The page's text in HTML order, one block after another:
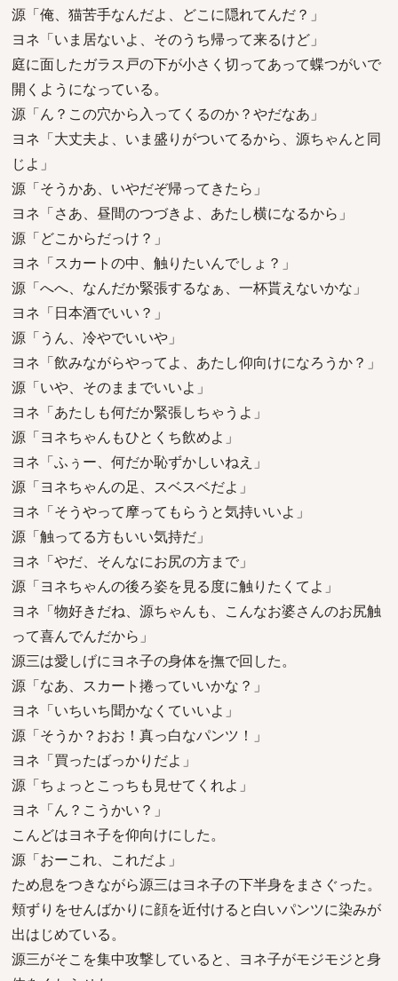
源「俺、猫苦手なんだよ、どこに隠れてんだ？」
ヨネ「いま居ないよ、そのうち帰って来るけど」
庭に面したガラス戸の下が小さく切ってあって蝶つがいで
開くようになっている。
源「ん？この穴から入ってくるのか？やだなあ」
ヨネ「大丈夫よ、いま盛りがついてるから、源ちゃんと同
じよ」
源「そうかあ、いやだぞ帰ってきたら」
ヨネ「さあ、昼間のつづきよ、あたし横になるから」
源「どこからだっけ？」
ヨネ「スカートの中、触りたいんでしょ？」
源「へへ、なんだか緊張するなぁ、一杯貰えないかな」
ヨネ「日本酒でいい？」
源「うん、冷やでいいや」
ヨネ「飲みながらやってよ、あたし仰向けになろうか？」
源「いや、そのままでいいよ」
ヨネ「あたしも何だか緊張しちゃうよ」
源「ヨネちゃんもひとくち飲めよ」
ヨネ「ふぅー、何だか恥ずかしいねえ」
源「ヨネちゃんの足、スベスベだよ」
ヨネ「そうやって摩ってもらうと気持いいよ」
源「触ってる方もいい気持だ」
ヨネ「やだ、そんなにお尻の方まで」
源「ヨネちゃんの後ろ姿を見る度に触りたくてよ」
ヨネ「物好きだね、源ちゃんも、こんなお婆さんのお尻触
って喜んでんだから」
源三は愛しげにヨネ子の身体を撫で回した。
源「なあ、スカート捲っていいかな？」
ヨネ「いちいち聞かなくていいよ」
源「そうか？おお！真っ白なパンツ！」
ヨネ「買ったばっかりだよ」
源「ちょっとこっちも見せてくれよ」
ヨネ「ん？こうかい？」
こんどはヨネ子を仰向けにした。
源「おーこれ、これだよ」
ため息をつきながら源三はヨネ子の下半身をまさぐった。
頬ずりをせんばかりに顔を近付けると白いパンツに染みが
出はじめている。
源三がそこを集中攻撃していると、ヨネ子がモジモジと身